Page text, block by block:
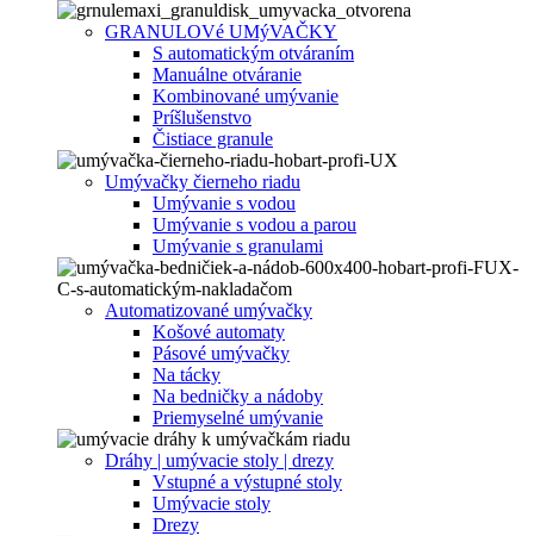
GRANULOVé UMýVAČKY
S automatickým otváraním
Manuálne otváranie
Kombinované umývanie
Príšlušenstvo
Čistiace granule
Umývačky čierneho riadu
Umývanie s vodou
Umývanie s vodou a parou
Umývanie s granulami
Automatizované umývačky
Košové automaty
Pásové umývačky
Na tácky
Na bedničky a nádoby
Priemyselné umývanie
Dráhy | umývacie stoly | drezy
Vstupné a výstupné stoly
Umývacie stoly
Drezy